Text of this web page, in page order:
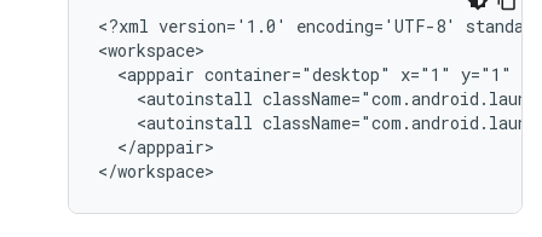
<?xml version='1.0' encoding='UTF-8'
<apppair container="desktop" x="1" y="1"
<autoinstall
<autoinstall
</apppair>